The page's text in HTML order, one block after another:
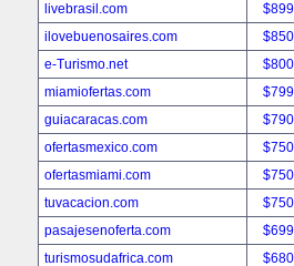
livebrasil.com
ilovebuenosaires.com
e-Turismo.net
miamiofertas.com
guiacaracas.com
ofertasmexico.com
ofertasmiami.com
tuvacacion.com
pasajesenoferta.com
turismosudafrica.com